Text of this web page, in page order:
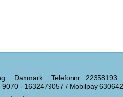
Danmark Telefonnr. : 22358193
9070 - 1632479057 / Mobilpay 630642